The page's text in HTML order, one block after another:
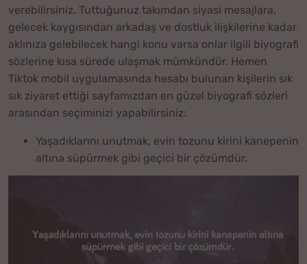
verebilirsiniz. Tuttuğunuz takımdan siyasi mesajlara,
gelecek kaygısından arkadaş ve dostluk ilişkilerine kadar
aklınıza gelebilecek hangi konu varsa onlar ilgili biyografi
sözlerine kısa sürede ulaşmak mümkündür. Hemen
Tiktok mobil uygulamasında hesabı bulunan kişilerin sık
sık ziyaret ettiği sayfamızdan en güzel biyografi sözleri
arasından seçiminizi yapabilirsiniz:
Yaşadıklarını unutmak, evin tozunu kirini kanepenin
altına süpürmek gibi geçici bir çözümdür.